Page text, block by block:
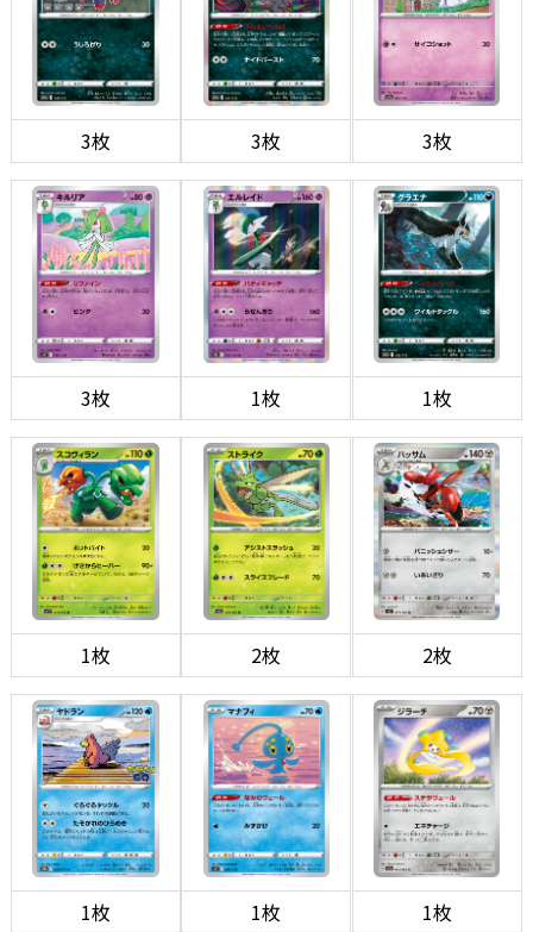
3枚 3枚 3枚
3枚 1枚 1枚
1枚 2枚 2枚
1枚 1枚 1枚